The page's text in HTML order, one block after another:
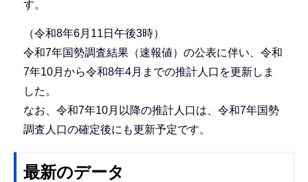
す。
（令和8年6月11日午後3時）
令和7年国勢調査結果（速報値）の公表に伴い、令和
7年10月から令和8年4月までの推計人口を更新しま
した。
なお、令和7年10月以降の推計人口は、令和7年国勢
調査人口の確定後にも更新予定です。
最新のデータ